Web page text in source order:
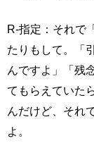
R-指定：それで
たりもして。「
んですよ」「残
てもらえていた
んだけど、それ
よ。